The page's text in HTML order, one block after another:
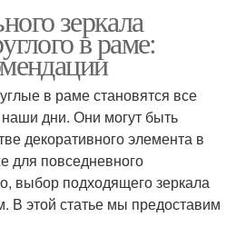
зеркала
в раме:
в раме становятся все
дни. Они могут быть
декоративного элемента в
для повседневного
выбор подходящего зеркала
В этой статье мы предоставим